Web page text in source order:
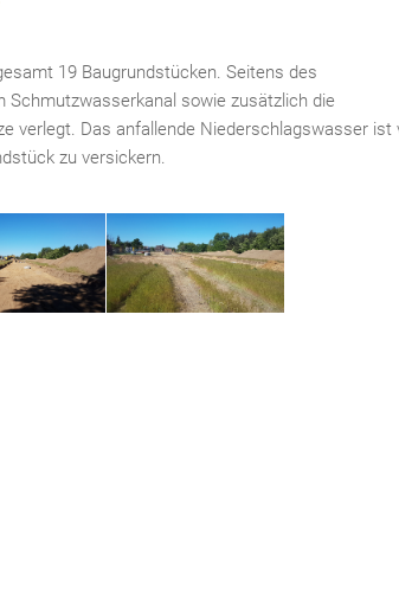
19 Baugrundstücken. Seitens des
Schmutzwasserkanal sowie zusätzlich die
verlegt. Das anfallende Niederschlagswasser ist
zu versickern.